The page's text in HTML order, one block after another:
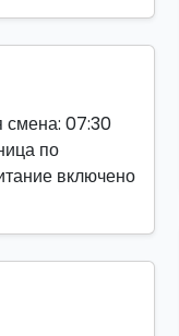
смена: 07:30
по
включено